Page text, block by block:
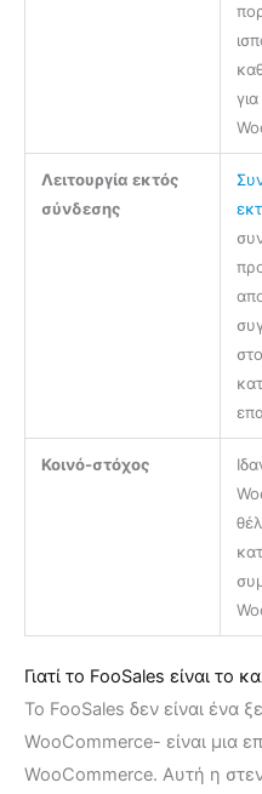
Λειτουργία εκτός
σύνδεσης
Κοινό-στόχος
Γιατί το FooSales είναι το
Το FooSales δεν είναι ένα
WooCommerce- είναι μια
WooCommerce. Αυτή η